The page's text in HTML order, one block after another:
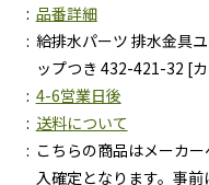
品番詳細
給排水パーツ 排水金具
ップつき 432-421-32 [
4-6営業日後
送料について
こちらの商品はメーカ
入確定となります。事